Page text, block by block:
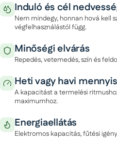
Induló és cél
Nem mindegy, honnan hová kell
végfelhasználástól függ.
Minőségi elvárás
Repedés, vetemedés, szín és
Heti vagy havi
A kapacitást a termelési
maximumhoz.
Energiaellátás
Elektromos kapacitás, fűtési